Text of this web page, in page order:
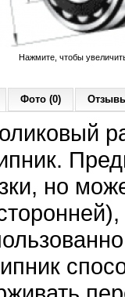
Нажмите, чтобы
Фото (0)
но